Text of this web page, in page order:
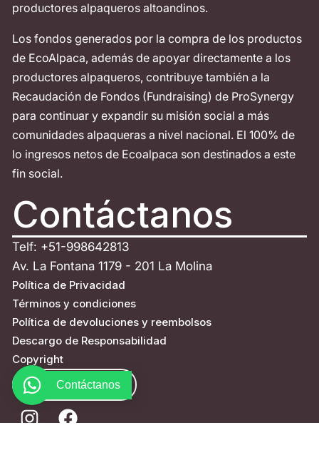
productores alpaqueros altoandinos.
Los fondos generados por la compra de los productos
de EcoAlpaca, además de apoyar directamente a los
productores alpaqueros, contribuye también a la
Recaudación de Fondos (Fundraising) de ProSynergy
para continuar y expandir su misión social a más
comunidades alpaqueras a nivel nacional. El 100% de
lo ingresos netos de Ecoalpaca son destinados a este
fin social.
Contáctanos
Telf: +51-998642813
Av. La Fontana 1179 - 201 La Molina
Política de Privacidad
Términos y condiciones
Política de devoluciones y reembolsos
Descargo de Responsabilidad
Copyright
ESCRÍBENOS
Contáctanos